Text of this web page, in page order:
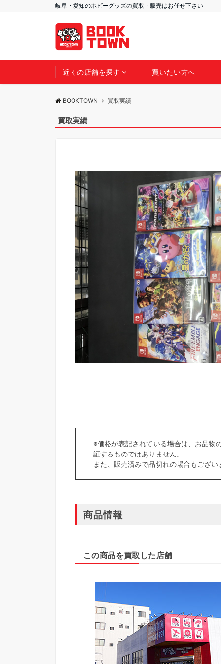
岐阜・愛知のホビーグッズの買取・販売はお任せ下さい
近くの店舗を探す 買いたい方へ
BOOKTOWN 買取実績
買取実績
※価格が表記されている場合は、お品物
証するものではありません。
また、販売済みで品切れの場合もござい
商品情報
この商品を買取した店舗